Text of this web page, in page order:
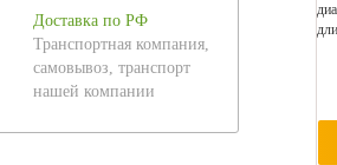
Доставка по РФ
Транспортная компания,
самовывоз, транспорт
нашей компании